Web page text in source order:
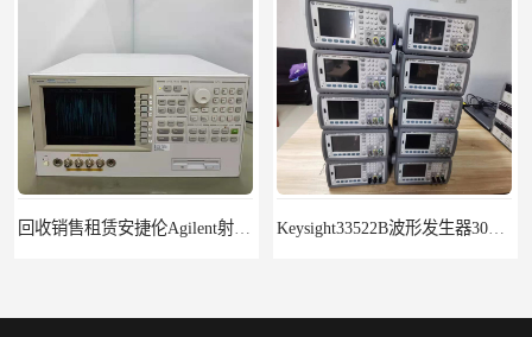
回收销售租赁安捷伦Agilent射频测试仪4287A Keysight33522B波形发生器30MHz2通道带ARB